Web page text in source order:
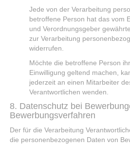
Jede von der Verarbeitung
betroffene Person hat das vom
und Verordnungsgeber
zur Verarbeitung
widerrufen.
Möchte die betroffene Person
Einwilligung geltend machen,
jederzeit an einen Mitarbeiter
Verantwortlichen wenden.
8. Datenschutz bei
Bewerbungsverfahren
Der für die Verarbeitung
die personenbezogenen Daten von